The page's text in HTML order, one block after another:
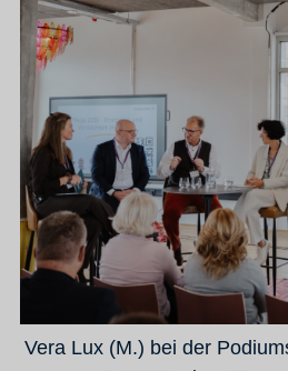
Vera Lux (M.) bei der